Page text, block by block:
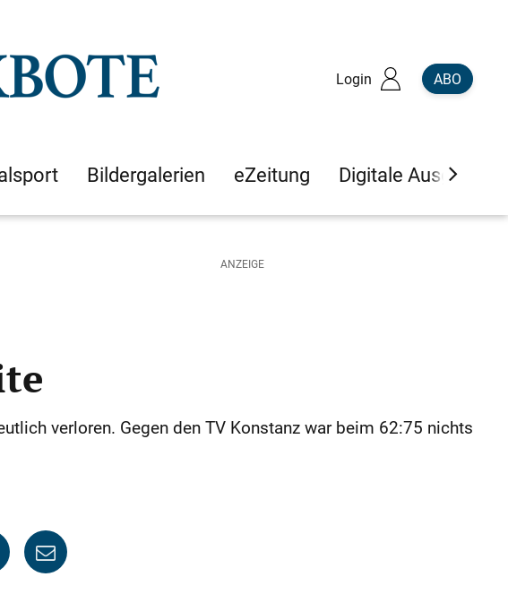
Login ABO
Bildergalerien eZeitung Digitale Ausgaben
verloren. Gegen den TV Konstanz war beim 62:75 nichts